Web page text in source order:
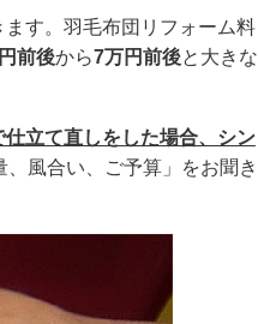
す。羽毛布団リフォーム料
前後から7万円前後と大きな
仕立て直しをした場合、シン
風合い、ご予算」をお聞き